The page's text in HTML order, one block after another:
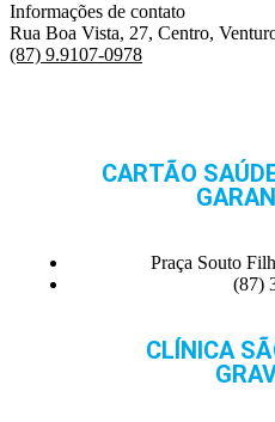
Informações de contato
Rua Boa Vista, 27, Centro,
(87) 9.9107-0978
CARTÃO
Praça Souto
(87)
CLÍNICA